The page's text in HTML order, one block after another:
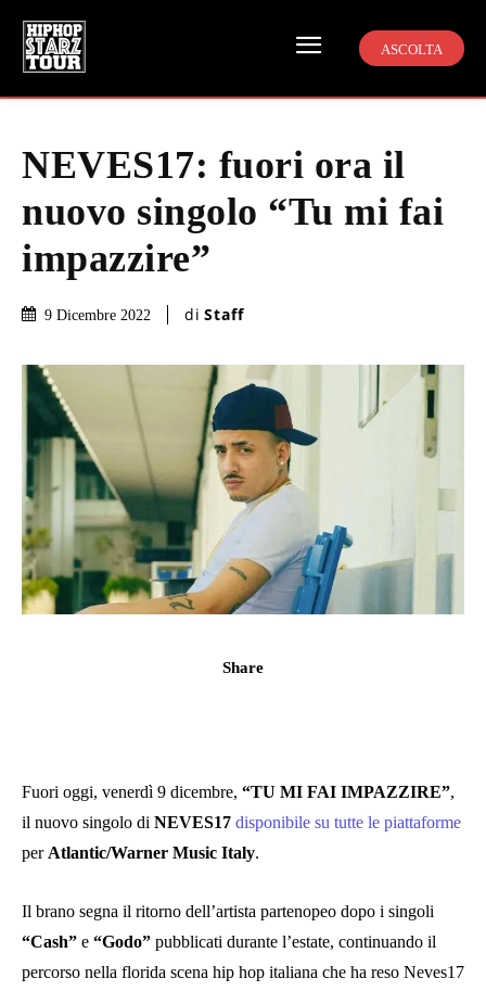
ASCOLTA
NEVES17: fuori ora il
nuovo singolo “Tu mi fai
impazzire”
9 Dicembre 2022 di Staff
Share
Fuori oggi, venerdì 9 dicembre, “TU MI FAI IMPAZZIRE”,
il nuovo singolo di NEVES17 disponibile su tutte le piattaforme
per Atlantic/Warner Music Italy.
Il brano segna il ritorno dell’artista partenopeo dopo i singoli
“Cash” e “Godo” pubblicati durante l’estate, continuando il
percorso nella florida scena hip hop italiana che ha reso Neves17